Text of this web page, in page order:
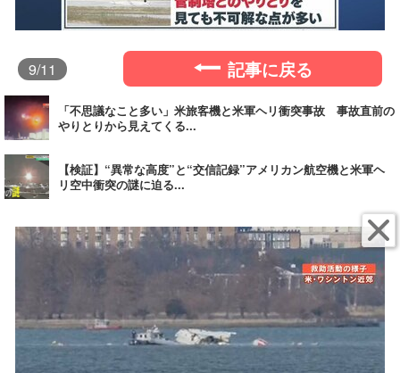
9/11 記事に戻る
「不思議なこと多い」米旅客機と米軍ヘリ衝突事故 事故直前の
やりとりから見えてくる...
【検証】“異常な高度”と“交信記録”アメリカン航空機と米軍ヘ
リ空中衝突の謎に迫る...